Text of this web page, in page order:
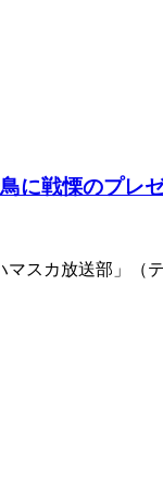
に戦慄のプレ
スカ放送部」